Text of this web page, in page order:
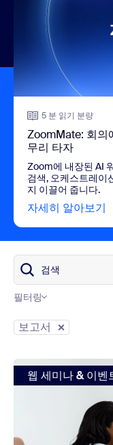
5 분 읽기 분량
ZoomMate: 회의
무리 타자
Zoom에 내장된 AI
검색, 오케스트레이
지 이끌어 줍니다.
자세히 알아보기
검색
필터링
보고서
view: 모든 기업을
웹 세미나 & 이벤